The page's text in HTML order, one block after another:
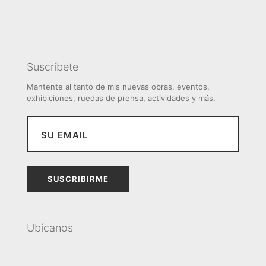
Suscríbete
Mantente al tanto de mis nuevas obras, eventos,
exhibiciones, ruedas de prensa, actividades y más.
Ubícanos